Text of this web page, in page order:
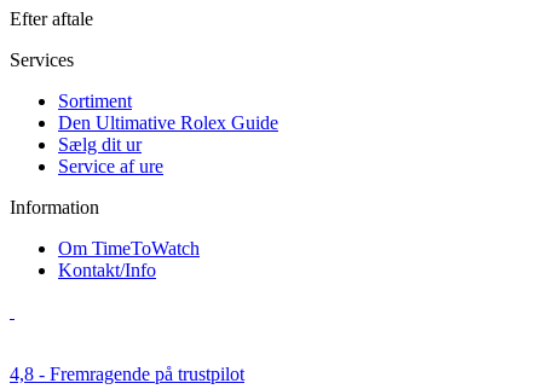
Efter aftale
Services
Sortiment
Den Ultimative Rolex Guide
Sælg dit ur
Service af ure
Information
Om TimeToWatch
Kontakt/Info
4,8 - Fremragende på trustpilot